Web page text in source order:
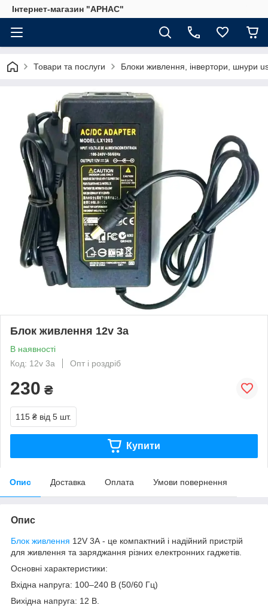
Інтернет-магазин "АРНАС"
Товари та послуги Блоки живлення, інвертори, шнури
Блок живлення 12v 3a
В наявності
Код: 12v 3a
Опт і роздріб
230 ₴
115 ₴ від 5 шт.
Купити
Опис Доставка Оплата Умови повернення
Опис
Блок живлення 12V 3А - це компактний і надійний пристрій
для живлення та заряджання різних електронних гаджетів.
Основні характеристики:
Вхідна напруга: 100–240 В (50/60 Гц)
Вихідна напруга: 12 В.